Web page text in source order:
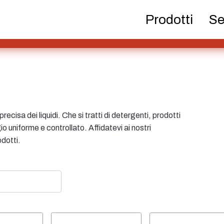
Prodotti
Prodotti chimici Distributori
dei liquidi. Che si tratti di detergenti, prodotti
uniforme e controllato. Affidatevi ai nostri
ricerca